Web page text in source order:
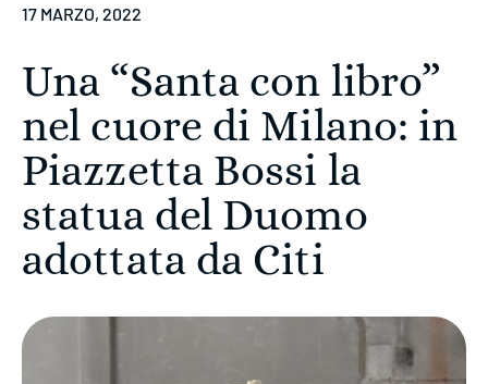
17 MARZO, 2022
Una “Santa con libro”
nel cuore di Milano: in
Piazzetta Bossi la
statua del Duomo
adottata da Citi